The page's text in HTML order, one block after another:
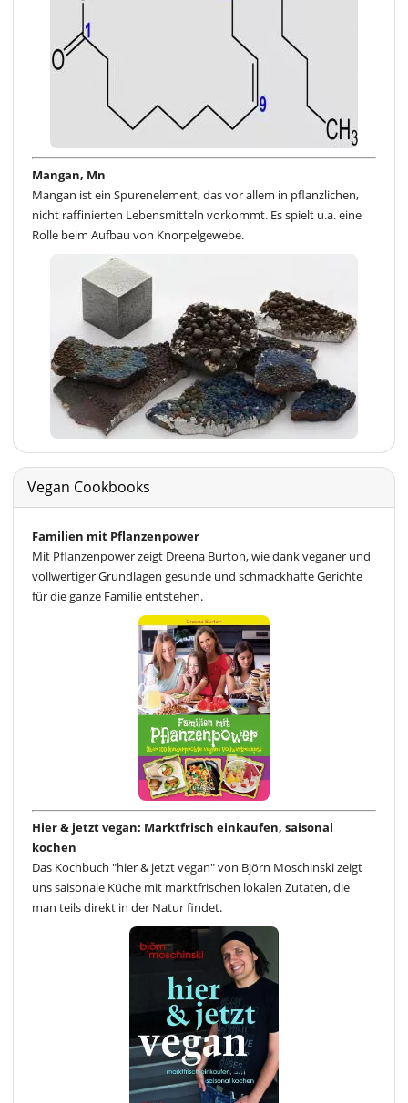
Mangan, Mn
Mangan ist ein Spurenelement, das vor allem in pflanzlichen,
nicht raffinierten Lebensmitteln vorkommt. Es spielt u.a. eine
Rolle beim Aufbau von Knorpelgewebe.
Vegan Cookbooks
Familien mit Pflanzenpower
Mit Pflanzenpower zeigt Dreena Burton, wie dank veganer und
vollwertiger Grundlagen gesunde und schmackhafte Gerichte
für die ganze Familie entstehen.
Hier & jetzt vegan: Marktfrisch einkaufen, saisonal
kochen
Das Kochbuch "hier & jetzt vegan" von Björn Moschinski zeigt
uns saisonale Küche mit marktfrischen lokalen Zutaten, die
man teils direkt in der Natur findet.